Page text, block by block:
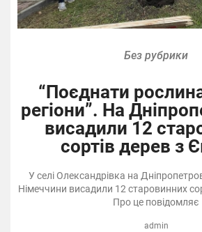
Без рубрики
“Поєднати
регіони”. На
висадили 12
сортів дерев з
У селі Олександрівка на
Німеччини висадили 12 старовинних
Про це повідомляє
admin